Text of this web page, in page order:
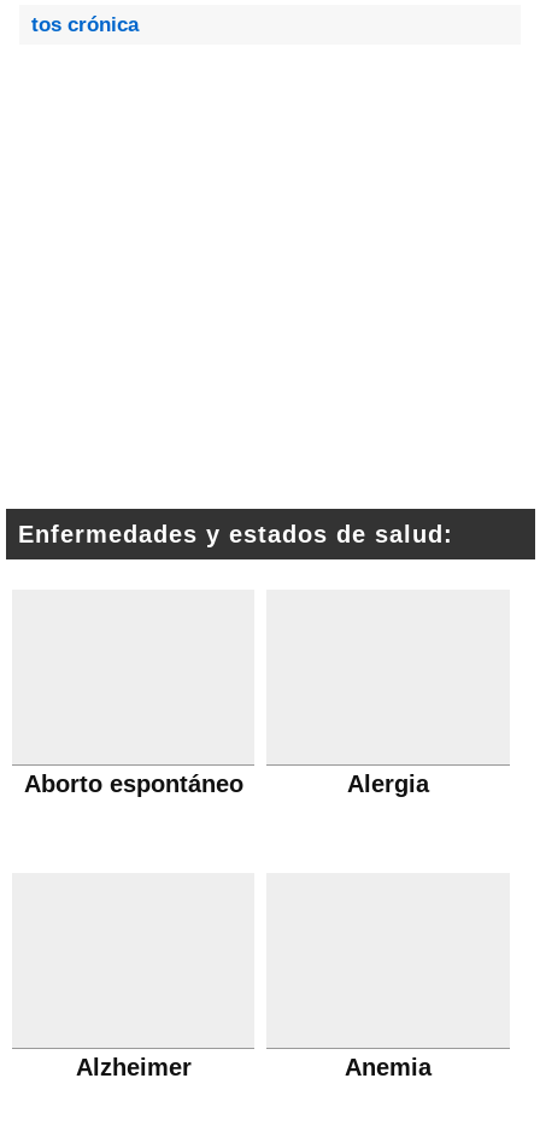
tos crónica
Enfermedades y estados de salud:
Aborto espontáneo Alergia
Alzheimer Anemia